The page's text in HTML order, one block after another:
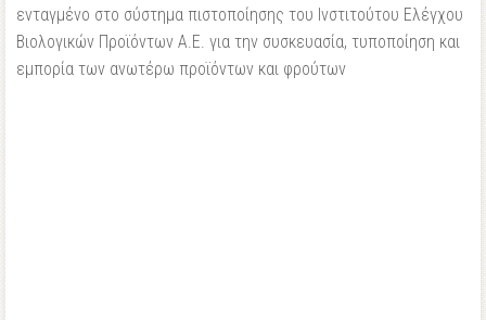
ενταγμένο στο σύστημα πιστοποίησης του Ινστιτούτου Ελέγχου
Βιολογικών Προϊόντων Α.Ε. για την συσκευασία, τυποποίηση και
εμπορία των ανωτέρω προϊόντων και φρούτων